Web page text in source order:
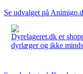
Se udvalget på
Dyrelageret.dk er
dyrlæger og ikke